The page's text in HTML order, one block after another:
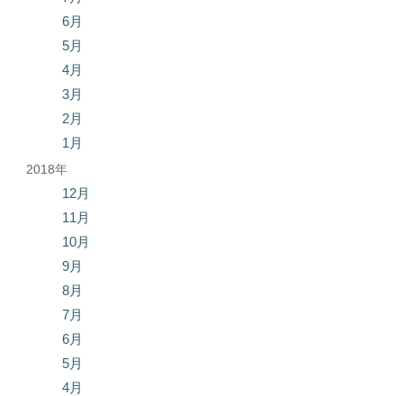
6月
5月
4月
3月
2月
1月
2018年
12月
11月
10月
9月
8月
7月
6月
5月
4月